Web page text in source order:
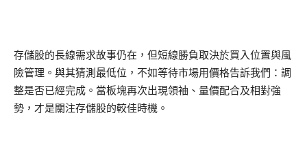
存儲股的長線需求故事仍在，但短線勝負取決於買入位置與風
險管理。與其猜測最低位，不如等待市場用價格告訴我們：調
整是否已經完成。當板塊再次出現領袖、量價配合及相對強
勢，才是關注存儲股的較佳時機。